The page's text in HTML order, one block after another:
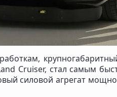
Cruiser, стал самым
силовой агрегат